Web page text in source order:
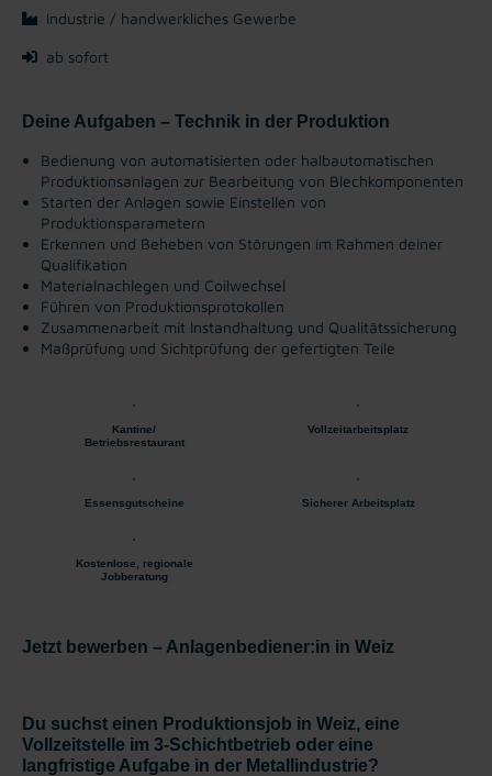
Industrie / handwerkliches Gewerbe
ab sofort
Deine Aufgaben – Technik in der Produktion
Bedienung von automatisierten oder halbautomatischen
Produktionsanlagen zur Bearbeitung von Blechkomponenten
Starten der Anlagen sowie Einstellen von
Produktionsparametern
Erkennen und Beheben von Störungen im Rahmen deiner
Qualifikation
Materialnachlegen und Coilwechsel
Führen von Produktionsprotokollen
Zusammenarbeit mit Instandhaltung und Qualitätssicherung
Maßprüfung und Sichtprüfung der gefertigten Teile
Kantine/
Betriebsrestaurant
Vollzeitarbeitsplatz
Essensgutscheine Sicherer Arbeitsplatz
Kostenlose, regionale
Jobberatung
Jetzt bewerben – Anlagenbediener:in in Weiz
Du suchst einen Produktionsjob in Weiz, eine
Vollzeitstelle im 3-Schichtbetrieb oder eine
langfristige Aufgabe in der Metallindustrie?